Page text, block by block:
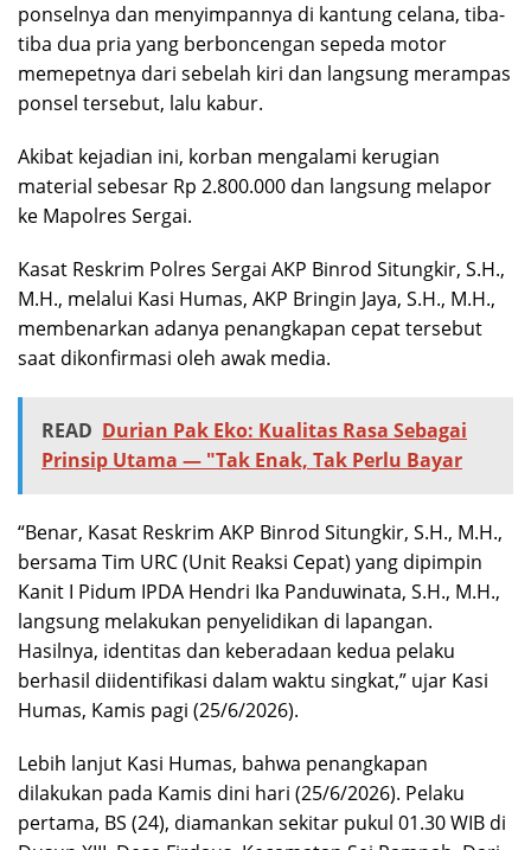
ponselnya dan menyimpannya di kantung celana, tiba-
tiba dua pria yang berboncengan sepeda motor
memepetnya dari sebelah kiri dan langsung merampas
ponsel tersebut, lalu kabur.
Akibat kejadian ini, korban mengalami kerugian
material sebesar Rp 2.800.000 dan langsung melapor
ke Mapolres Sergai.
Kasat Reskrim Polres Sergai AKP Binrod Situngkir, S.H.,
M.H., melalui Kasi Humas, AKP Bringin Jaya, S.H., M.H.,
membenarkan adanya penangkapan cepat tersebut
saat dikonfirmasi oleh awak media.
READ Durian Pak Eko: Kualitas Rasa Sebagai
Prinsip Utama — "Tak Enak, Tak Perlu Bayar
“Benar, Kasat Reskrim AKP Binrod Situngkir, S.H., M.H.,
bersama Tim URC (Unit Reaksi Cepat) yang dipimpin
Kanit I Pidum IPDA Hendri Ika Panduwinata, S.H., M.H.,
langsung melakukan penyelidikan di lapangan.
Hasilnya, identitas dan keberadaan kedua pelaku
berhasil diidentifikasi dalam waktu singkat,” ujar Kasi
Humas, Kamis pagi (25/6/2026).
Lebih lanjut Kasi Humas, bahwa penangkapan
dilakukan pada Kamis dini hari (25/6/2026). Pelaku
pertama, BS (24), diamankan sekitar pukul 01.30 WIB di